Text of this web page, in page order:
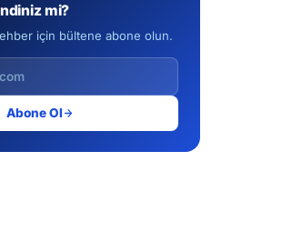
mi?
için bültene abone olun.
Abone Ol